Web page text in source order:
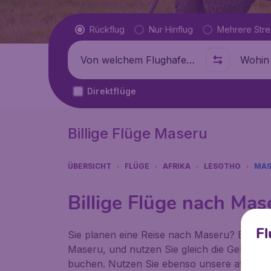
Flugtyp
Rückflug Nur Hinflug Mehrere
Abflug von Wohin
Direktflüge
Billige Flüge Maseru
ÜBERSICHT FLÜGE AFRIKA LESOTHO
Billige Flüge nach
Sie planen eine Reise nach Maseru? Bitte
Maseru, und nutzen Sie gleich die
buchen. Nutzen Sie ebenso unsere